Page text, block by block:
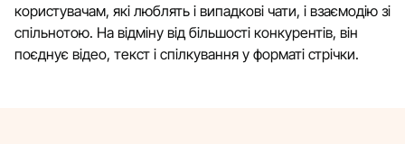
користувачам, які люблять і випадкові чати, і взаємодію зі
спільнотою. На відміну від більшості конкурентів, він
поєднує відео, текст і спілкування у форматі стрічки.